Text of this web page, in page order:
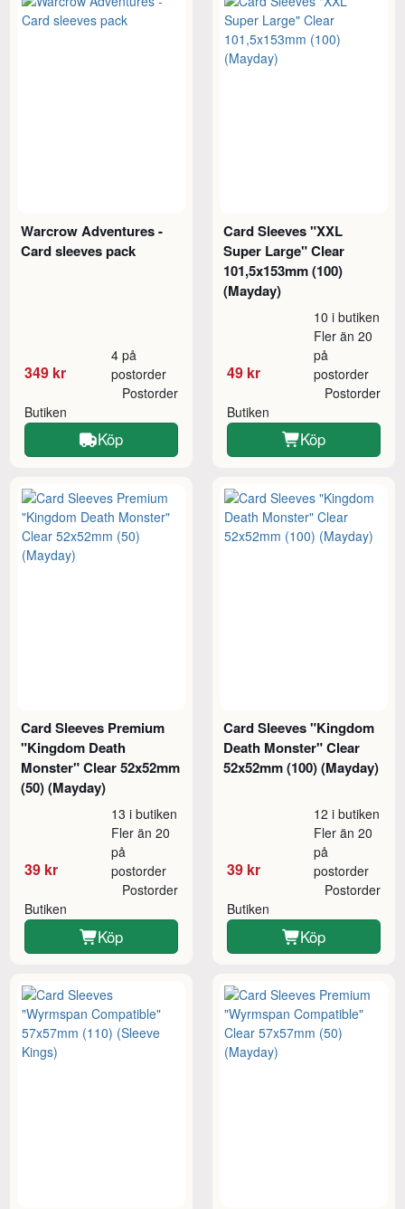
Warcrow Adventures -
Card sleeves pack
349 kr
4 på
postorder
Butiken
Postorder
Köp
Card Sleeves "XXL
Super Large" Clear
101,5x153mm (100)
(Mayday)
49 kr
10 i butiken
Fler än 20
på
postorder
Butiken
Postorder
Köp
Card Sleeves Premium
"Kingdom Death
Monster" Clear 52x52mm
(50) (Mayday)
39 kr
13 i butiken
Fler än 20
på
postorder
Butiken
Postorder
Köp
Card Sleeves "Kingdom
Death Monster" Clear
52x52mm (100) (Mayday)
39 kr
12 i butiken
Fler än 20
på
postorder
Butiken
Postorder
Köp